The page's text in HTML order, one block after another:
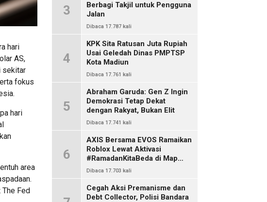
hari
AS,
sekitar
fokus
hari
area
The Fed
3
Berbagi Takjil untuk Pengguna
Jalan
Dibaca 17.787 kali
4
KPK Sita Ratusan Juta Rupiah
Usai Geledah Dinas PMPTSP
Kota Madiun
Dibaca 17.761 kali
5
Abraham Garuda: Gen Z Ingin
Demokrasi Tetap Dekat
dengan Rakyat, Bukan Elit
Dibaca 17.741 kali
6
AXIS Bersama EVOS Ramaikan
Roblox Lewat Aktivasi
#RamadanKitaBeda di Map
Indo Chat
Dibaca 17.703 kali
Cegah Aksi Premanisme dan
Debt Collector, Polisi Bandara